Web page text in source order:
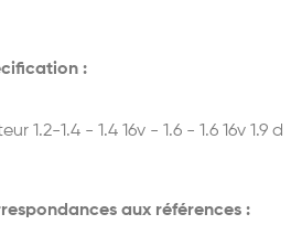
:
1.2-1.4 - 1.4 16v - 1.6 - 1.6 16v 1.9 d
aux références :